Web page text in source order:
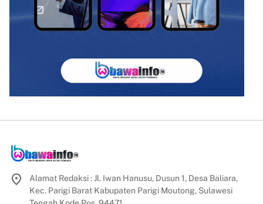
Alamat Redaksi : Jl. Iwan Hanusu, Dusun 1, Desa Baliara,
Kec. Parigi Barat Kabupaten Parigi Moutong, Sulawesi